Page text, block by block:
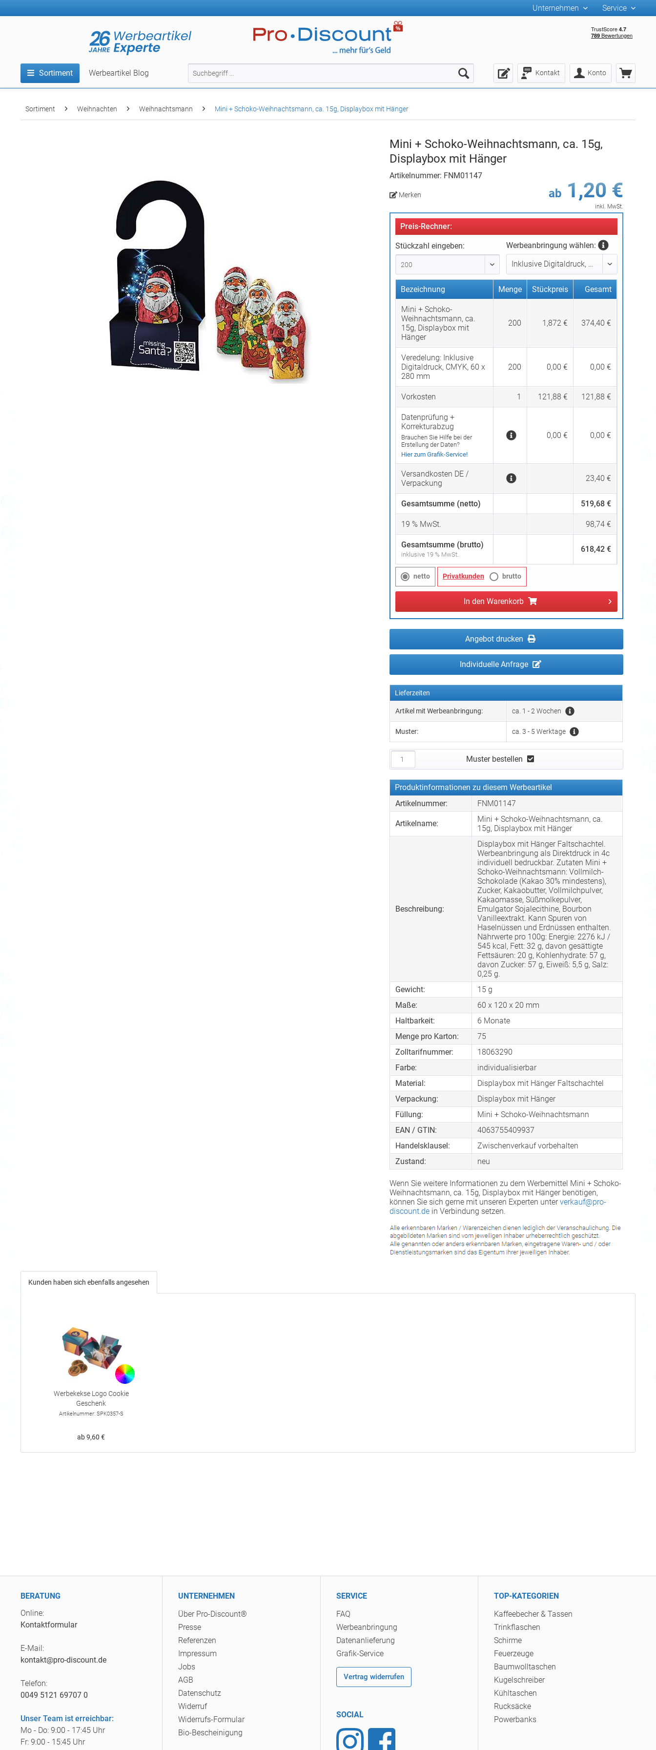
Unternehmen Service
Kontakt Konto
Sortiment Werbeartikel Blog
Sortiment Weihnachten Weihnachtsmann Mini + Schoko-Weihnachtsmann, ca. 15g, Displaybox mit Hänger
Mini + Schoko-Weihnachtsmann, ca. 15g,
Displaybox mit Hänger
Artikelnummer: FNM01147
ab 1,20 €
inkl. MwSt.
Merken
Preis-Rechner:
Stückzahl eingeben: Werbeanbringung wählen:
Bezeichnung Menge Stückpreis Gesamt
Mini + Schoko-
Weihnachtsmann, ca.
15g, Displaybox mit
Hänger
200 1,872 € 374,40 €
Veredelung: Inklusive
Digitaldruck, CMYK, 60 x
280 mm
200 0,00 € 0,00 €
Vorkosten 1 121,88 € 121,88 €
Datenprüfung +
Korrekturabzug
Brauchen Sie Hilfe bei der
Erstellung der Daten?
Hier zum Grafik-Service!
0,00 € 0,00 €
Versandkosten DE /
Verpackung
23,40 €
Gesamtsumme (netto) 519,68 €
19 % MwSt. 98,74 €
Gesamtsumme (brutto)
inklusive 19 % MwSt.
618,42 €
netto Privatkunden brutto
In den Warenkorb
Angebot drucken
Individuelle Anfrage
Lieferzeiten
Artikel mit Werbeanbringung: ca. 1 - 2 Wochen
Muster: ca. 3 - 5 Werktage
Muster bestellen
Produktinformationen zu diesem Werbeartikel
Artikelnummer:
FNM01147
Artikelname:
Mini + Schoko-Weihnachtsmann, ca.
15g, Displaybox mit Hänger
Beschreibung:
Displaybox mit Hänger Faltschachtel.
Werbeanbringung als Direktdruck in 4c
individuell bedruckbar. Zutaten Mini +
Schoko-Weihnachtsmann: Vollmilch-
Schokolade (Kakao 30% mindestens),
Zucker, Kakaobutter, Vollmilchpulver,
Kakaomasse, Süßmolkepulver,
Emulgator Sojalecithine, Bourbon
Vanilleextrakt. Kann Spuren von
Haselnüssen und Erdnüssen enthalten.
Nährwerte pro 100g: Energie: 2276 kJ /
545 kcal, Fett: 32 g, davon gesättigte
Fettsäuren: 20 g, Kohlenhydrate: 57 g,
davon Zucker: 57 g, Eiweiß: 5,5 g, Salz:
0,25 g.
Gewicht:
15 g
Maße:
60 x 120 x 20 mm
Haltbarkeit:
6 Monate
Menge pro Karton:
75
Zolltarifnummer:
18063290
Farbe:
individualisierbar
Material:
Displaybox mit Hänger Faltschachtel
Verpackung:
Displaybox mit Hänger
Füllung:
Mini + Schoko-Weihnachtsmann
EAN / GTIN:
4063755409937
Handelsklausel:
Zwischenverkauf vorbehalten
Zustand:
neu
Wenn Sie weitere Informationen zu dem Werbemittel Mini + Schoko-
Weihnachtsmann, ca. 15g, Displaybox mit Hänger benötigen,
können Sie sich gerne mit unseren Experten unterverkauf@pro-
discount.dein Verbindung setzen.
Kunden haben sich ebenfalls angesehen
Werbekekse Logo Cookie
Geschenk
Artikelnummer: SPK0357-S
ab 9,60 €
BERATUNG
Online:
Kontaktformular
E-Mail:
kontakt@pro-discount.de
Telefon:
0049 5121 69707 0
Unser Team ist erreichbar:
Mo - Do: 9:00 - 17:45 Uhr
Fr: 9:00 - 15:45 Uhr
UNTERNEHMEN
Über Pro-Discount®
Presse
Referenzen
Impressum
Jobs
AGB
Datenschutz
Widerruf
Widerrufs-Formular
Bio-Bescheinigung
SERVICE
FAQ
Werbeanbringung
Datenanlieferung
Grafik-Service
Vertrag widerrufen
SOCIAL
TOP-KATEGORIEN
Kaffeebecher & Tassen
Trinkflaschen
Schirme
Feuerzeuge
Baumwolltaschen
Kugelschreiber
Kühltaschen
Rucksäcke
Powerbanks